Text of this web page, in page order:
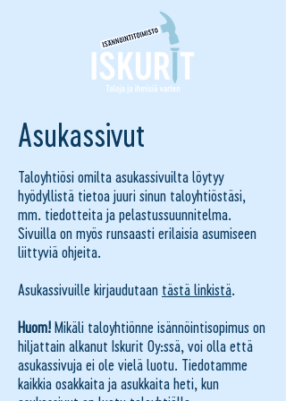
Asukassivut
Taloyhtiösi omilta asukassivuilta löytyy
hyödyllistä tietoa juuri sinun taloyhtiöstäsi,
mm. tiedotteita ja pelastussuunnitelma.
Sivuilla on myös runsaasti erilaisia asumiseen
liittyviä ohjeita.
Asukassivuille kirjaudutaan tästä linkistä.
Huom! Mikäli taloyhtiönne isännöintisopimus on
hiljattain alkanut Iskurit Oy:ssä, voi olla että
asukassivuja ei ole vielä luotu. Tiedotamme
kaikkia osakkaita ja asukkaita heti, kun